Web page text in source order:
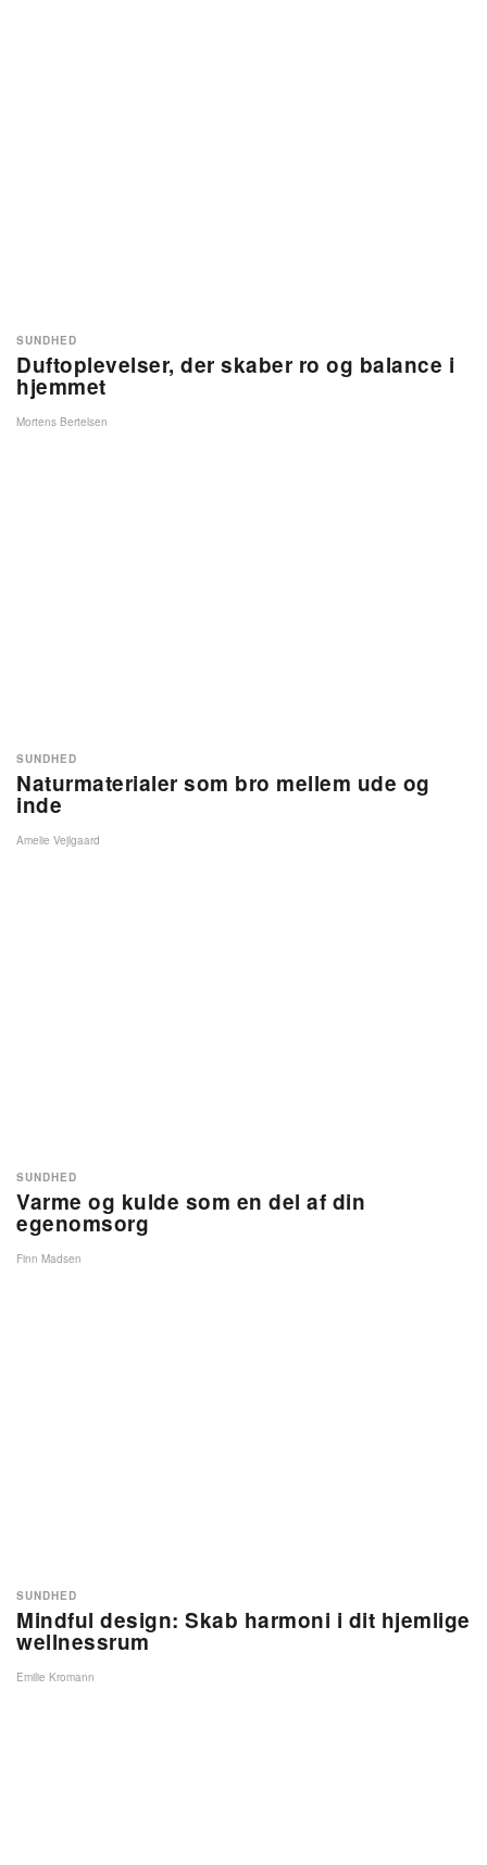
Duftoplevelser, der skaber ro og balance i
hjemmet
SUNDHED
Mortens Bertelsen
Naturmaterialer som bro mellem ude og
inde
SUNDHED
Amelie Vejlgaard
Varme og kulde som en del af din
egenomsorg
SUNDHED
Finn Madsen
Mindful design: Skab harmoni i dit hjemlige
wellnessrum
SUNDHED
Emilie Kromann